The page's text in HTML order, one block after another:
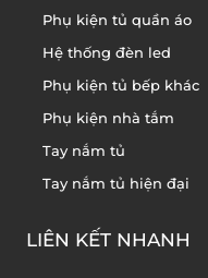
Phụ kiện tủ quần áo
Hệ thống đèn led
Phụ kiện tủ bếp khác
Phụ kiện nhà tắm
Tay nắm tủ
Tay nắm tủ hiện đại
LIÊN KẾT NHANH